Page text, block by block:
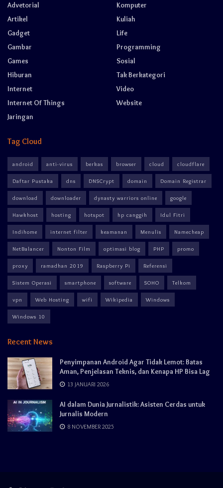
Advetorial
Artikel
Gadget
Gambar
Games
Hiburan
Internet
Internet Of Things
Jaringan
Komputer
Kuliah
Life
Programming
Sosial
Tak Berkategori
Video
Website
Tag Cloud
android anti-virus berkas browser cloud cloudflare
Daftar Pustaka dns DNSCrypt domain Domain Registrar
download downloader dynasty warriors online google
Hawkhost hosting hotspot hp canggih Idul Fitri
Indihome internet filter keamanan Menulis Namecheap
NetBalancer Nonton Film optimasi blog PHP promo
proxy ramadhan 2019 Raspberry Pi Referensi
Sistem Operasi smartphone software SOHO Telkom
vpn Web Hosting wifi Wikipedia Windows
Windows 10
Recent News
Penyimpanan Android Agar Tidak Lemot: Batas
Aman, Penjelasan Teknis, dan Kenapa HP Bisa Lag
13 JANUARI 2026
AI dalam Dunia Jurnalistik: Asisten Cerdas untuk
Jurnalis Modern
8 NOVEMBER 2025